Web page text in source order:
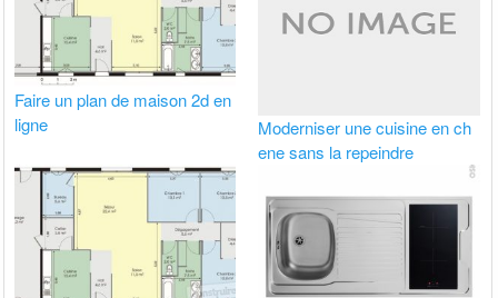
Faire un plan de maison 2d en
ligne
Moderniser une cuisine en ch
ene sans la repeindre